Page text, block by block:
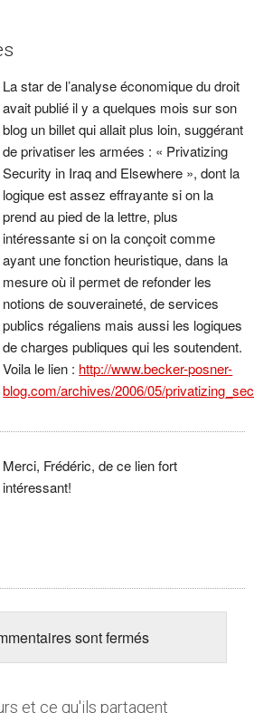
La star de l’analyse économique du droit
avait publié il y a quelques mois sur son
blog un billet qui allait plus loin, suggérant
de privatiser les armées : « Privatizing
Security in Iraq and Elsewhere », dont la
logique est assez effrayante si on la
prend au pied de la lettre, plus
intéressante si on la conçoit comme
ayant une fonction heuristique, dans la
mesure où il permet de refonder les
notions de souveraineté, de services
publics régaliens mais aussi les logiques
de charges publiques qui les soutendent.
Voila le lien : http://www.becker-posner-
blog.com/archives/2006/05/
Merci, Frédéric, de ce lien fort
intéressant!
sont fermés
et ce qu'ils partagent